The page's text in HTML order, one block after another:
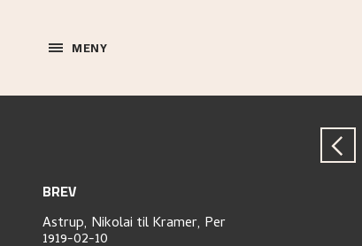
MENY
BREV
Astrup, Nikolai tilKramer, Per
1919-02-10